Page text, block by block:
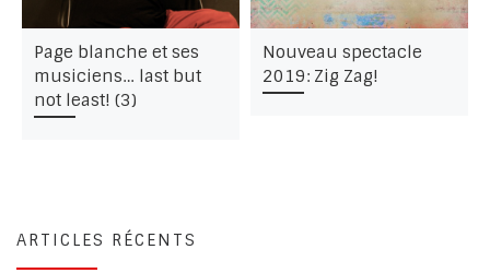
Page blanche et ses
musiciens… last but
not least! (3)
Nouveau spectacle
2019: Zig Zag!
ARTICLES RÉCENTS